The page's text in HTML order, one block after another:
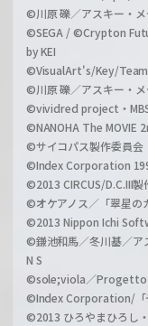
©川原 礫／アスキー・
©SEGA / ©Crypton
by KEI
©VisualArt's/Key/
©川原 礫／アスキー・
©vividred project・
©NANOHA The MOVIE
©サイコパス製作委員会
©Index Corporation
©2013 CIRCUS/D.C.III製
©オケアノス／「翠星の
©2013 Nippon Ichi
©鎌池和馬／冬川基／ア
N S
©sole;viola／Progetto
©Index Corporation/「
©2013 ひろやまひろし